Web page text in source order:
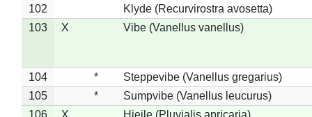
102
Klyde (Recurvirostra avosetta)
103
X Vibe (Vanellus vanellus)
104 *
Steppevibe (Vanellus gregarius)
105
*
Sumpvibe (Vanellus leucurus)
106
X Hjejle (Pluvialis apricaria)